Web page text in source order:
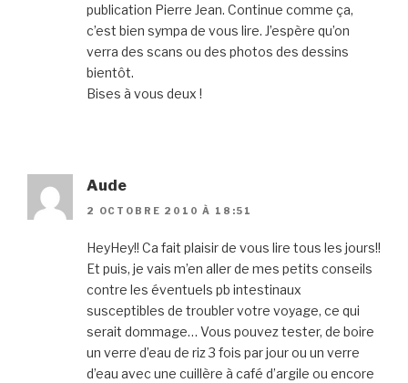
publication Pierre Jean. Continue comme ça,
c’est bien sympa de vous lire. J’espère qu’on
verra des scans ou des photos des dessins
bientôt.
Bises à vous deux !
Aude
2 OCTOBRE 2010 À 18:51
HeyHey!! Ca fait plaisir de vous lire tous les jours!!
Et puis, je vais m’en aller de mes petits conseils
contre les éventuels pb intestinaux
susceptibles de troubler votre voyage, ce qui
serait dommage… Vous pouvez tester, de boire
un verre d’eau de riz 3 fois par jour ou un verre
d’eau avec une cuillère à café d’argile ou encore